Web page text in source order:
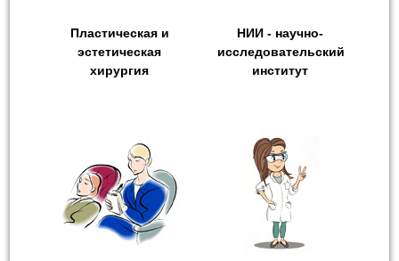
Пластическая и
эстетическая
хирургия
НИИ - научно-
исследовательский
институт